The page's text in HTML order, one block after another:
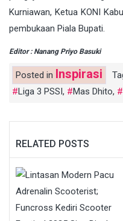
Kurniawan, Ketua KONI
pembukaan Piala Bupati.
Editor : Nanang Priyo Basuki
Posted in Inspirasi
Liga 3 PSSI, Mas Dhito,
RELATED POSTS